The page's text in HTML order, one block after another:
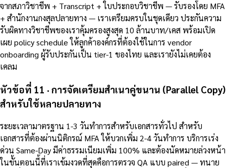
จากสภาวิชาชีพ + Transcript + ใบประกอบวิชาชีพ — รับรองโดย MFA
+ สำนักงานกงสุลปลายทาง — เราเตรียมครบในชุดเดียว ประกันความ
รับผิดทางวิชาชีพของเราคุ้มครองสูงสุด 10 ล้านบาท/เคส พร้อมเปิด
เผย policy schedule ให้ลูกค้าองค์กรที่ต้องใช้ในการ vendor
onboarding ผู้รับประกันเป็น tier-1 ของไทย และเรายังไม่เคยต้อง
เคลม
หัวข้อที่ 11 · การจัดเตรียมสำเนาคู่ขนาน (Parallel Copy)
สำหรับใช้หลายปลายทาง
ระยะเวลามาตรฐาน 1-3 วันทำการสำหรับเอกสารทั่วไป สำหรับ
เอกสารที่ต้องผ่านนิติกรณ์ MFA ให้บวกเพิ่ม 2-4 วันทำการ บริการเร่ง
ด่วน Same-Day มีค่าธรรมเนียมเพิ่ม 100% และต้องนัดหมายล่วงหน้า
ในขั้นตอนนี้ที่เราเข้มงวดที่สุดคือการตรวจ QA แบบ paired — ทนาย